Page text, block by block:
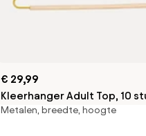
€ 29,99
Kleerhanger Adult Top, 10
Metalen, breedte, hoogte